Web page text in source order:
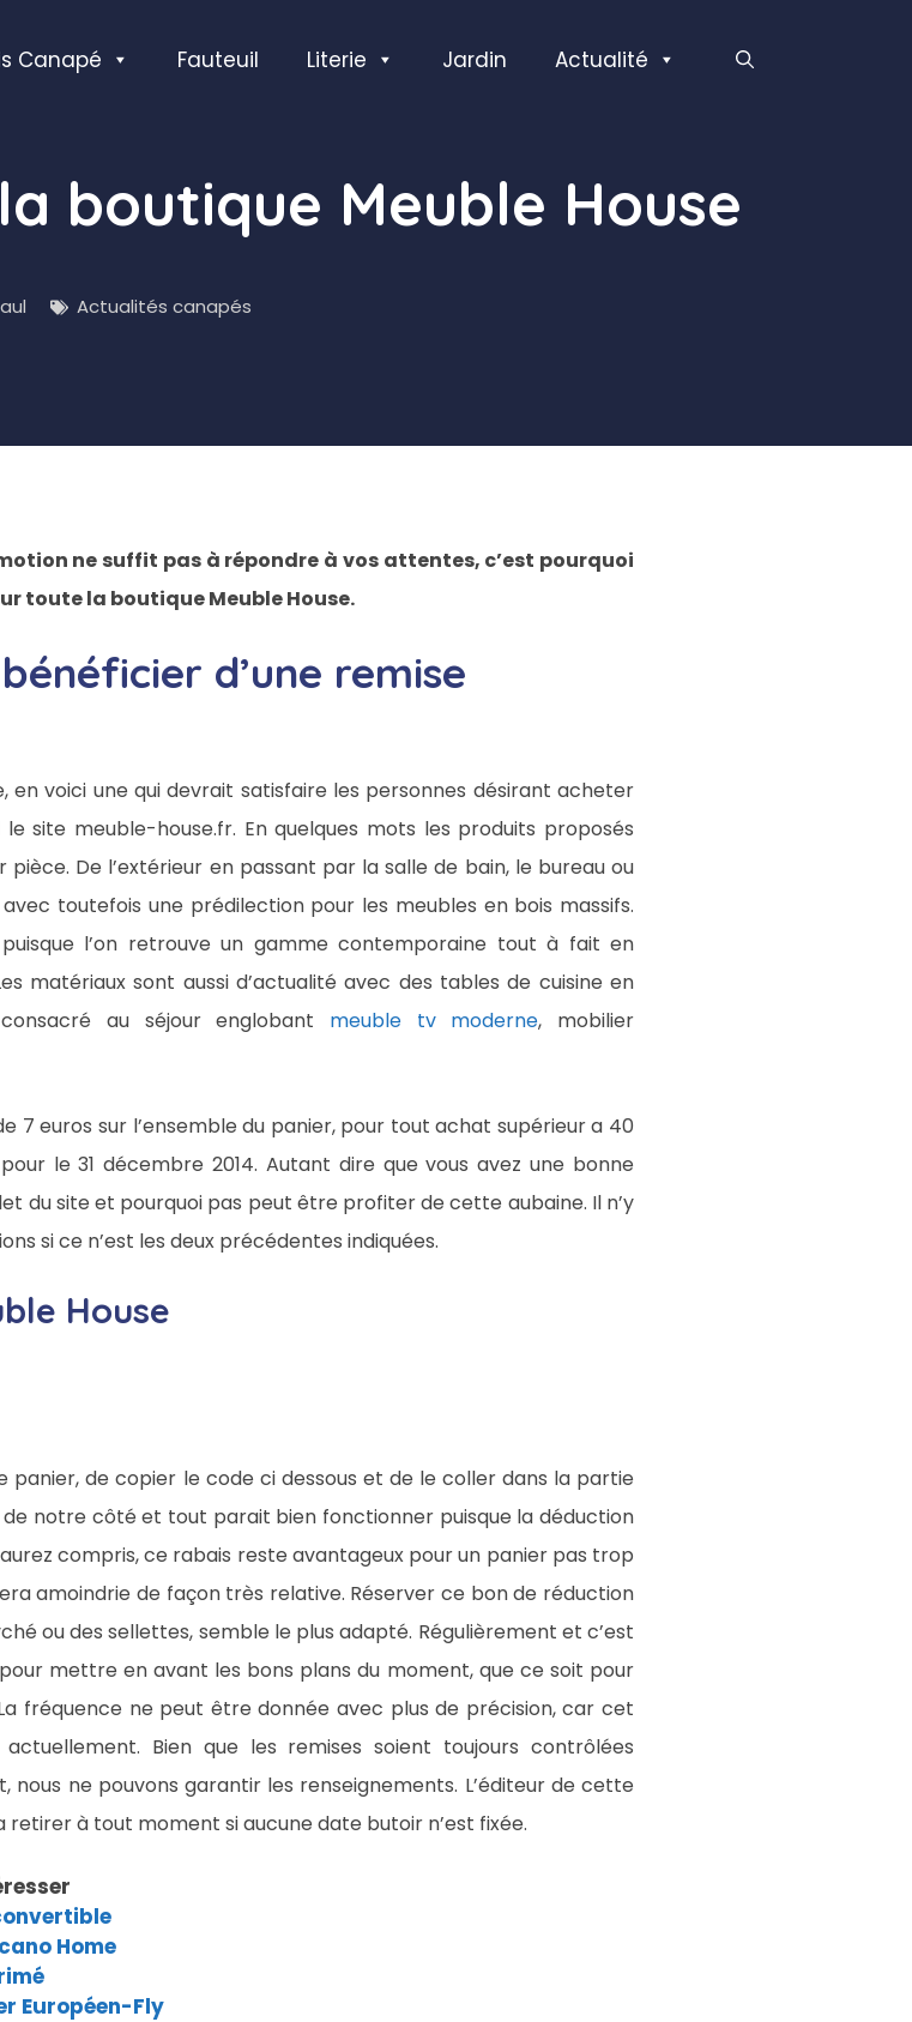
Canapé Fauteuil Literie Jardin Actualité
boutique Meuble House
Actualités canapés
ne suffit pas à répondre à vos attentes, c’est pourquoi
toute la boutique Meuble House.
d’une remise
en voici une qui devrait satisfaire les personnes désirant acheter
site meuble-house.fr. En quelques mots les produits proposés
De l’extérieur en passant par la salle de bain, le bureau ou
toutefois une prédilection pour les meubles en bois massifs.
l’on retrouve un gamme contemporaine tout à fait en
matériaux sont aussi d’actualité avec des tables de cuisine en
au séjour englobant meuble tv moderne, mobilier
7 euros sur l’ensemble du panier, pour tout achat supérieur a 40
le 31 décembre 2014. Autant dire que vous avez une bonne
du site et pourquoi pas peut être profiter de cette aubaine. Il n’y
si ce n’est les deux précédentes indiquées.
House
panier, de copier le code ci dessous et de le coller dans la partie
notre côté et tout parait bien fonctionner puisque la déduction
compris, ce rabais reste avantageux pour un panier pas trop
amoindrie de façon très relative. Réserver ce bon de réduction
ou des sellettes, semble le plus adapté. Régulièrement et c’est
mettre en avant les bons plans du moment, que ce soit pour
fréquence ne peut être donnée avec plus de précision, car cet
Bien que les remises soient toujours contrôlées
ne pouvons garantir les renseignements. L’éditeur de cette
à tout moment si aucune date butoir n’est fixée.
Home
Européen-Fly